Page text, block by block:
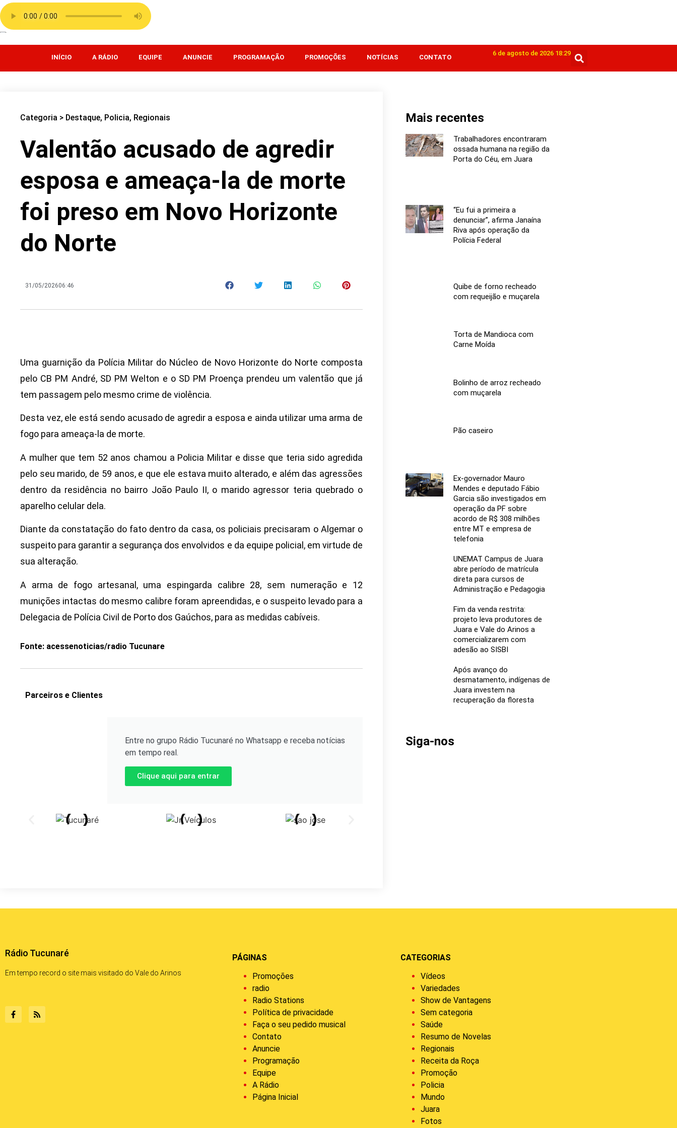
INÍCIO A RÁDIO EQUIPE ANUNCIE PROGRAMAÇÃO PROMOÇÕES NOTÍCIAS CONTATO
6 de agosto de 2026 18:29
Categoria > Destaque, Policia, Regionais
Valentão acusado de agredir
esposa e ameaça-la de morte
foi preso em Novo Horizonte
do Norte
31/05/202606:46
Uma guarnição da Polícia Militar do Núcleo de Novo Horizonte do Norte composta
pelo CB PM André, SD PM Welton e o SD PM Proença prendeu um valentão que já
tem passagem pelo mesmo crime de violência.
Desta vez, ele está sendo acusado de agredir a esposa e ainda utilizar uma arma de
fogo para ameaça-la de morte.
A mulher que tem 52 anos chamou a Policia Militar e disse que teria sido agredida
pelo seu marido, de 59 anos, e que ele estava muito alterado, e além das agressões
dentro da residência no bairro João Paulo II, o marido agressor teria quebrado o
aparelho celular dela.
Diante da constatação do fato dentro da casa, os policiais precisaram o Algemar o
suspeito para garantir a segurança dos envolvidos e da equipe policial, em virtude de
sua alteração.
A arma de fogo artesanal, uma espingarda calibre 28, sem numeração e 12
munições intactas do mesmo calibre foram apreendidas, e o suspeito levado para a
Delegacia de Polícia Civil de Porto dos Gaúchos, para as medidas cabíveis.
Fonte: acessenoticias/radio Tucunare
Parceiros e Clientes
Entre no grupo Rádio Tucunaré no Whatsapp e receba notícias
em tempo real.
Clique aqui para entrar
Mais recentes
Trabalhadores encontraram
ossada humana na região da
Porta do Céu, em Juara
“Eu fui a primeira a
denunciar”, afirma Janaína
Riva após operação da
Polícia Federal
Quibe de forno recheado
com requeijão e muçarela
Torta de Mandioca com
Carne Moída
Bolinho de arroz recheado
com muçarela
Pão caseiro
Ex-governador Mauro
Mendes e deputado Fábio
Garcia são investigados em
operação da PF sobre
acordo de R$ 308 milhões
entre MT e empresa de
telefonia
UNEMAT Campus de Juara
abre período de matrícula
direta para cursos de
Administração e Pedagogia
Fim da venda restrita:
projeto leva produtores de
Juara e Vale do Arinos a
comercializarem com
adesão ao SISBI
Após avanço do
desmatamento, indígenas de
Juara investem na
recuperação da floresta
Siga-nos
Rádio Tucunaré
Em tempo record o site mais visitado do Vale do Arinos
PÁGINAS
Promoções
radio
Radio Stations
Política de privacidade
Faça o seu pedido musical
Contato
Anuncie
Programação
Equipe
A Rádio
Página Inicial
CATEGORIAS
Vídeos
Variedades
Show de Vantagens
Sem categoria
Saúde
Resumo de Novelas
Regionais
Receita da Roça
Promoção
Policia
Mundo
Juara
Fotos